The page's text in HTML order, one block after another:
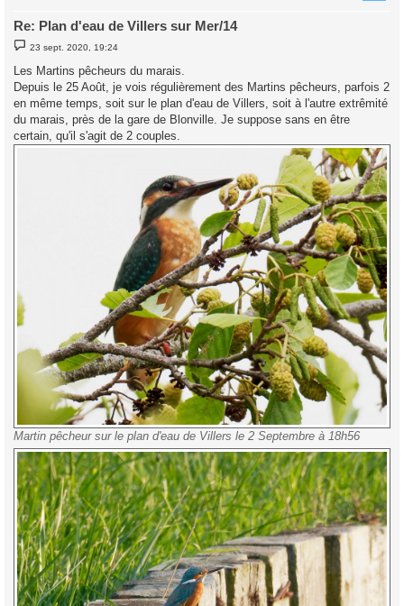
Re: Plan d'eau de Villers sur Mer/14
M
e
s
a
g
e
23 sept. 2020, 19:24
Les Martins pêcheurs du marais.
Depuis le 25 Août, je vois régulièrement des Martins pêcheurs, parfois 2
en même temps, soit sur le plan d'eau de Villers, soit à l'autre extrêmité
du marais, près de la gare de Blonville. Je suppose sans en être
certain, qu'il s'agit de 2 couples.
Martin pêcheur sur le plan d'eau de Villers le 2 Septembre à 18h56